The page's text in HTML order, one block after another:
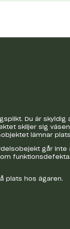
Du är skyldig
skiljer sig
lämnar
går inte
plats hos ägaren.